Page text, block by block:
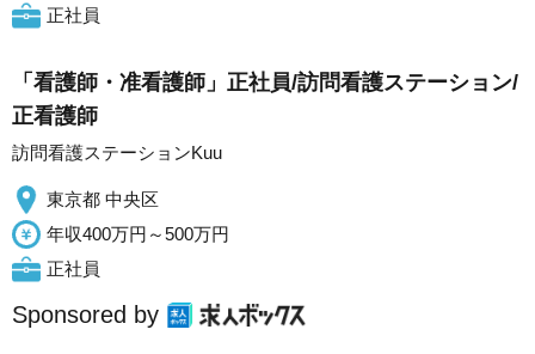
正社員
「看護師・准看護師」正社員/訪問看護ステーション/
正看護師
訪問看護ステーションKuu
東京都 中央区
年収400万円～500万円
正社員
Sponsored by